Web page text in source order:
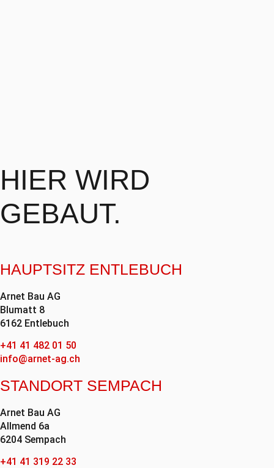
HIER WIRD
GEBAUT.
HAUPTSITZ ENTLEBUCH
Arnet Bau AG
Blumatt 8
6162 Entlebuch
+41 41 482 01 50
info@arnet-ag.ch
STANDORT SEMPACH
Arnet Bau AG
Allmend 6a
6204 Sempach
+41 41 319 22 33